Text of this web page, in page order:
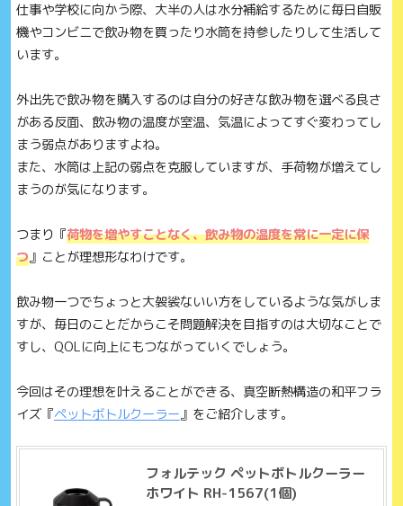
仕事や学校に向かう際、大半の人は水分補給するために毎日自販
機やコンビニで飲み物を買ったり水筒を持参したりして生活して
います。
外出先で飲み物を購入するのは自分の好きな飲み物を選べる良さ
がある反面、飲み物の温度が室温、気温によってすぐ変わってし
まう弱点がありますよね。
また、水筒は上記の弱点を克服していますが、手荷物が増えてし
まうのが気になります。
つまり『荷物を増やすことなく、飲み物の温度を常に一定に保
つ』ことが理想形なわけです。
飲み物一つでちょっと大袈裟ないい方をしているような気がしま
すが、毎日のことだからこそ問題解決を目指すのは大切なことで
すし、QOLに向上にもつながっていくでしょう。
今回はその理想を叶えることができる、真空断熱構造の和平フラ
イズ『ペットボトルクーラー』をご紹介します。
フォルテック ペットボトルクーラー
ホワイト RH-1567(1個)